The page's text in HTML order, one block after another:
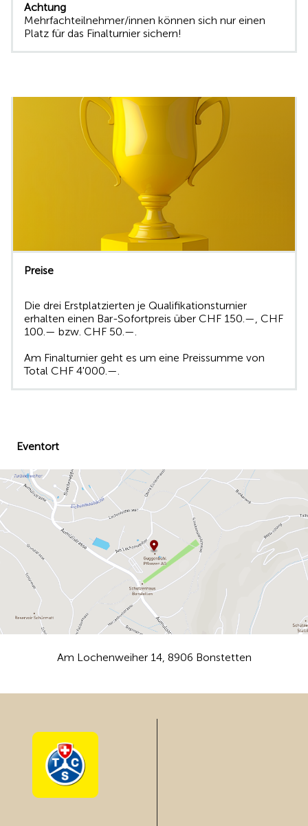
Achtung
Mehrfachteilnehmer/innen können sich nur einen
Platz für das Finalturnier sichern!
Preise
Die drei Erstplatzierten je Qualifikationsturnier
erhalten einen Bar-Sofortpreis über CHF 150.—, CHF
100.— bzw. CHF 50.—.
Am Finalturnier geht es um eine Preissumme von
Total CHF 4'000.—.
Eventort
Am Lochenweiher 14, 8906 Bonstetten